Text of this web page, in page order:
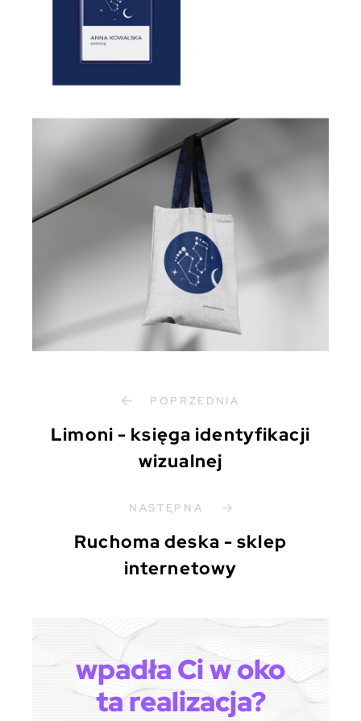
POPRZEDNIA
Limoni - księga identyfikacji
wizualnej
NASTĘPNA
Ruchoma deska - sklep
internetowy
wpadła Ci w oko
ta realizacja?